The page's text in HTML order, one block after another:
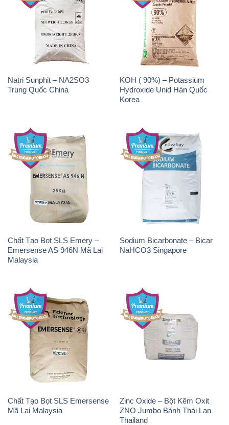
Natri Sunphit – NA2SO3
Trung Quốc China
KOH ( 90%) – Potassium
Hydroxide Unid Hàn Quốc
Korea
Chất Tạo Bọt SLS Emery –
Emersense AS 946N Mã Lai
Malaysia
Sodium Bicarbonate – Bicar
NaHCO3 Singapore
Chất Tạo Bọt SLS Emersense
Mã Lai Malaysia
Zinc Oxide – Bột Kẽm Oxit
ZNO Jumbo Bành Thái Lan
Thailand